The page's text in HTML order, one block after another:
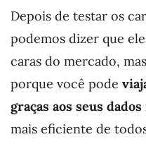
Depois de testar os
podemos dizer que
caras do mercado,
porque você pode
graças aos seus
mais eficiente de